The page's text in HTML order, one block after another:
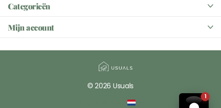
Categorieën
Mijn account
©2026 Usuals
1